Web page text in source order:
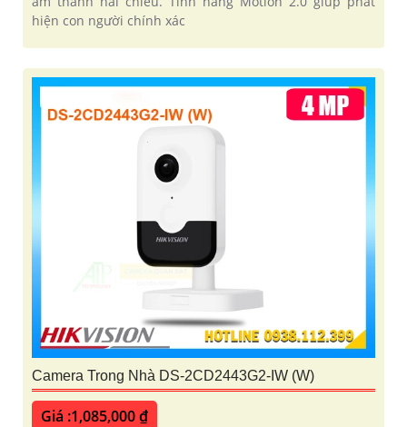
hiện con người chính xác
Camera Trong Nhà DS-2CD2443G2-IW (W)
Giá :1,085,000 ₫